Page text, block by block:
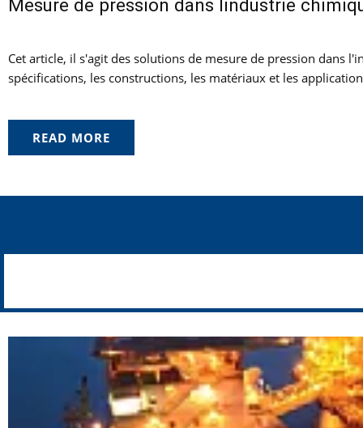
Mesure de pression dans lindustrie
Cet article, il s'agit des solutions de mesure de pression dans
spécifications, les constructions, les matériaux et les
READ MORE